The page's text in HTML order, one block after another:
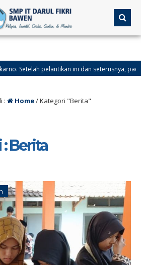
ini dan seterusnya, pada tanggal hari ini
: Home/Kategori "Berita"
Berita